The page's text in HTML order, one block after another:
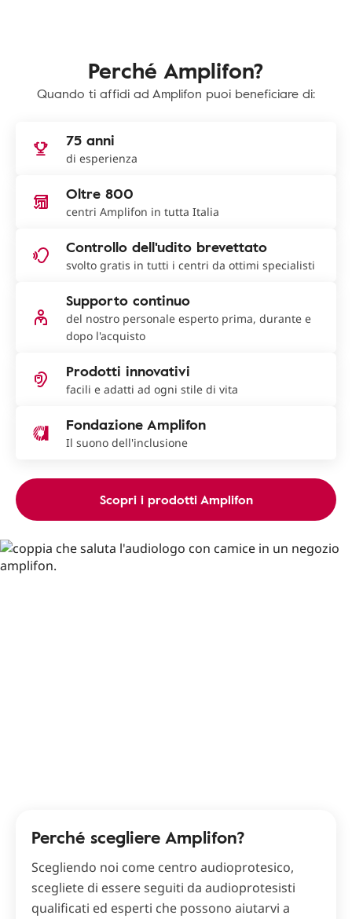
Perché Amplifon?
Quando ti affidi ad Amplifon puoi beneficiare di:
75 anni
di esperienza
Oltre 800
centri Amplifon in tutta Italia
Controllo dell'udito brevettato
svolto gratis in tutti i centri da ottimi specialisti
Supporto continuo
del nostro personale esperto prima, durante e
dopo l'acquisto
Prodotti innovativi
facili e adatti ad ogni stile di vita
Fondazione Amplifon
Il suono dell'inclusione
Scopri i prodotti Amplifon
Perché scegliere Amplifon?
Scegliendo noi come centro audioprotesico,
scegliete di essere seguiti da audioprotesisti
qualificati ed esperti che possono aiutarvi a